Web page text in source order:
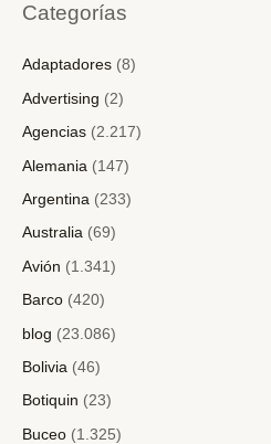
Categorías
Adaptadores (8)
Advertising (2)
Agencias (2.217)
Alemania (147)
Argentina (233)
Australia (69)
Avión (1.341)
Barco (420)
blog (23.086)
Bolivia (46)
Botiquin (23)
Buceo (1.325)